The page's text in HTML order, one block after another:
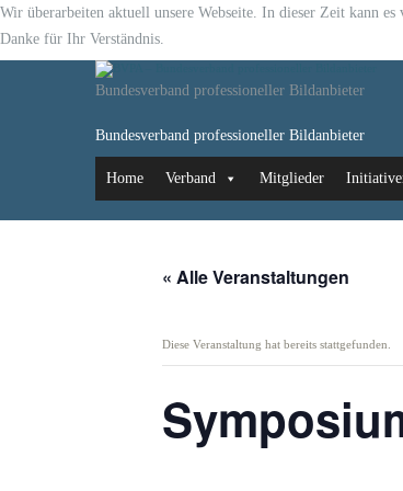
Wir überarbeiten aktuell unsere Webseite. In dieser Zeit kann
Danke für Ihr Verständnis.
Bundesverband professioneller Bildanbieter
Bundesverband professioneller Bildanbieter
Home Verband Mitglieder
« Alle Veranstaltungen
Diese Veranstaltung hat bereits stattgefunden.